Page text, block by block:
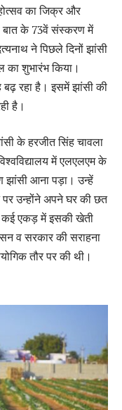
का जिक्र और
बात के 73वें संस्करण में
ने पिछले दिनों झांसी
का शुभारंभ किया।
रहा है। इसमें झांसी की
है।
के हरजीत सिंह चावला
में एलएलएम के
आना पड़ा। उन्हें
पर उन्होंने अपने घर की छत
एकड़ में इसकी खेती
व सरकार की सराहना
तौर पर की थी।